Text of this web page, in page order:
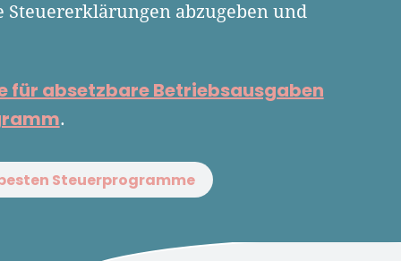
abzugeben und
für absetzbare Betriebsausgaben
.
Steuerprogramme